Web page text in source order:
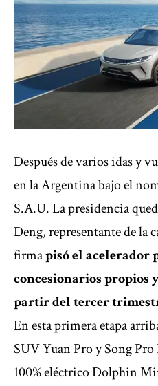
Después de varios idas y
en la Argentina bajo el
S.A.U. La presidencia
Deng, representante de la
firmapisó el acelerador
concesionarios propios
partir del tercer
En esta primera etapa
SUV Yuan Pro y Song
100% eléctrico Dolphin